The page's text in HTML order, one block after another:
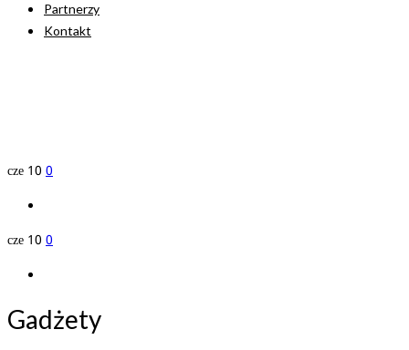
Partnerzy
Kontakt
cze 10 0
cze 10 0
Gadżety